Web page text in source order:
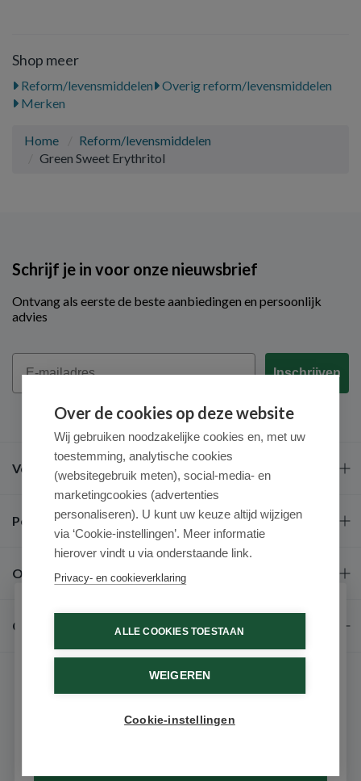
Shop meer
Reform/levensmiddelen
Overig reform/levensmiddelen
Merken
Home
Reform/levensmiddelen
Green Sweet Erythritol
Schrijf je in voor onze nieuwsbrief
Ontvang als eerste de beste aanbiedingen en persoonlijk
advies
Email
Inschrijven
Veel gestelde vragen
Populaire merken
Over ons
Contact
Over de cookies op deze website
Wij gebruiken noodzakelijke cookies en, met uw
toestemming, analytische cookies
(websitegebruik meten), social-media- en
marketingcookies (advertenties
personaliseren). U kunt uw keuze altijd wijzigen
via ‘Cookie-instellingen’. Meer informatie
hierover vindt u via onderstaande link.
Privacy- en cookieverklaring
ALLE COOKIES TOESTAAN
WEIGEREN
Cookie-instellingen
Schrijf je in voor onze nieuwsbrief
Ontvang als eerste de beste aanbiedingen en persoonlijk
advies